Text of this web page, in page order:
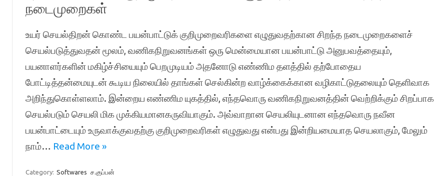
நடைமுறைகள்
உயர் செயல்திறன் கொண்ட பயன்பாட்டுக் குறிமுறைவரிகளை எழுதுவதற்கான சிறந்த நடைமுறைகளைச்
செயல்படுத்துவதன் மூலம், வணிகநிறுவனங்கள் ஒரு மென்மையான பயன்பாட்டு அனுபவத்தையும்,
பயனாளர்களின் மகிழ்ச்சியையும் பெறமுடியம் அதனோடு எண்ணிம தளத்தில் தற்போதைய
போட்டித்தன்மையுடன் கூடிய நிலையில் தாங்கள் செல்கின்ற வாழ்க்கைக்கான வழிகாட்டுதலையும் தெளிவாக
அறிந்துகொள்ளலாம். இன்றைய எண்ணிம யுகத்தில், எந்தவொரு வணிகநிறுவனத்தின் வெற்றிக்கும் சிறப்பாக
செயல்படும் செயலி மிக முக்கியமானகருவியாகும். அவ்வாறான செயலியுடனான எந்தவொரு நவீன
பயன்பாட்டையும் உருவாக்குவதற்கு குறிமுறைவரிகள் எழுதுவது என்பது இன்றியமையாத செயலாகும், மேலும்
நாம்… Read More »
Category: Softwares ச.குப்பன்